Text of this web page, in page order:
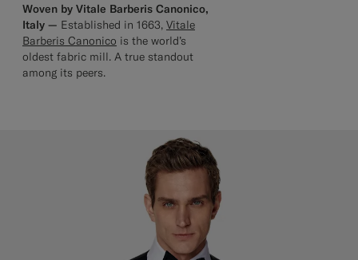
Woven by Vitale Barberis Canonico,
Italy — Established in 1663, Vitale
Barberis Canonico is the world’s
oldest fabric mill. A true standout
among its peers.